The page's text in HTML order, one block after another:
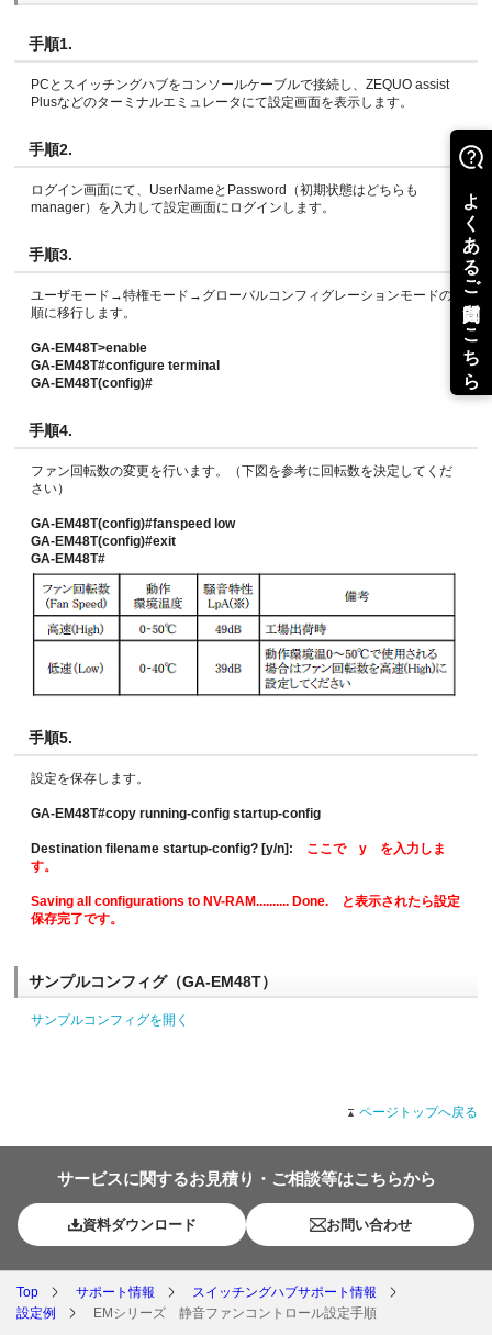
手順1.
PCとスイッチングハブをコンソールケーブルで接続し、ZEQUO assist
Plusなどのターミナルエミュレータにて設定画面を表示します。
手順2.
ログイン画面にて、UserNameとPassword（初期状態はどちらも
manager）を入力して設定画面にログインします。
手順3.
ユーザモード→特権モード→グローバルコンフィグレーションモードの
順に移行します。
GA-EM48T>enable
GA-EM48T#configure terminal
GA-EM48T(config)#
手順4.
ファン回転数の変更を行います。（下図を参考に回転数を決定してくだ
さい）
GA-EM48T(config)#fanspeed low
GA-EM48T(config)#exit
GA-EM48T#
手順5.
設定を保存します。
GA-EM48T#copy running-config startup-config
Destination filename startup-config? [y/n]: ここで y を入力しま
す。
Saving all configurations to NV-RAM.......... Done. と表示されたら設定
保存完了です。
サンプルコンフィグ（GA-EM48T）
サンプルコンフィグを開く
ページトップへ戻る
サービスに関するお見積り・ご相談等はこちらから
資料ダウンロード お問い合わせ
Top サポート情報
スイッチングハブサポート情報
設定例
EMシリーズ 静音ファンコントロール設定手順